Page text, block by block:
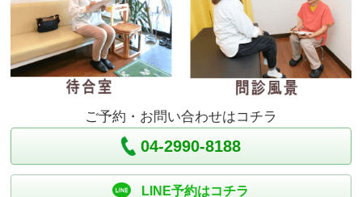
ご予約・お問い合わせはコチラ
04-2990-8188
LINE予約はコチラ